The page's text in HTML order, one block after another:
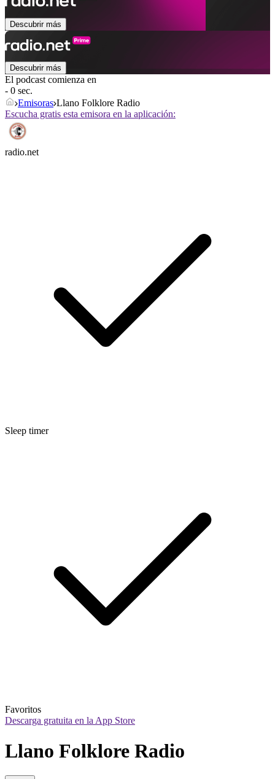
Descubrir más
Descubrir más
El podcast comienza en
- 0 sec.
Emisoras Llano Folklore Radio
Escucha gratis esta emisora en la aplicación:
radio.net
Sleep timer
Favoritos
Descarga gratuita en la App Store
Llano Folklore Radio